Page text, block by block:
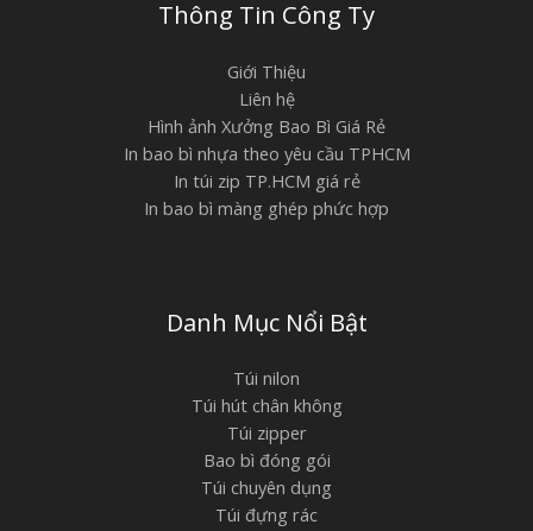
Thông Tin Công Ty
Giới Thiệu
Liên hệ
Hình ảnh Xưởng Bao Bì Giá Rẻ
In bao bì nhựa theo yêu cầu TPHCM
In túi zip TP.HCM giá rẻ
In bao bì màng ghép phức hợp
Danh Mục Nổi Bật
Túi nilon
Túi hút chân không
Túi zipper
Bao bì đóng gói
Túi chuyên dụng
Túi đựng rác